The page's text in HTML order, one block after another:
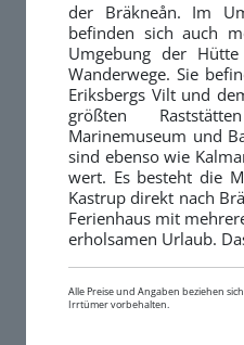
der Bräkneån. Im
befinden sich auch
Umgebung der
Wanderwege. Sie
Eriksbergs Vilt und
größten
Marinemuseum und
sind ebenso wie
wert. Es besteht die
Kastrup direkt nach
Ferienhaus mit
erholsamen Urlaub.
Alle Preise und Angaben beziehen
Irrtümer vorbehalten.